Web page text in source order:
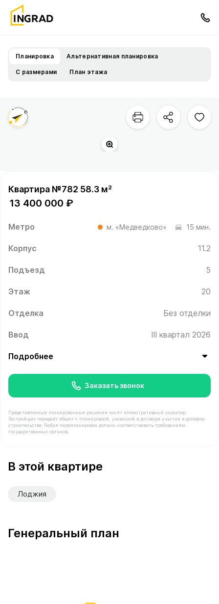
Планировка Альтернативная планировка
С размерами План этажа
Квартира №782 58.3 м²
13 400 000 ₽
Метро м. «Медведково» 15 мин.
Корпус 11.2
Подъезд 5
Этаж 20
Отделка Без отделки
Ввод III квартал 2026
Подробнее
Заказать звонок
Представленные планировочные решения носят иллюстративный характер.
Застройщик передаёт объект с планировкой, указанной в договоре участия в долевом
строительстве. Любая перепланировка должна соответствовать требованиям
государственных органов.
В этой квартире
Лоджия
Генеральный план